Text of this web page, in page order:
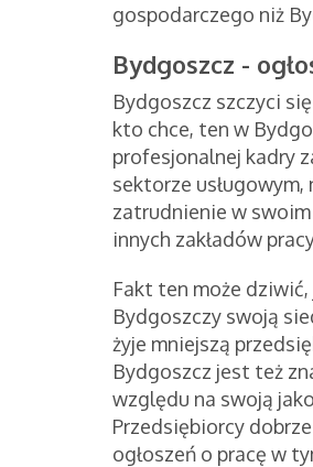
gospodarczego niż
Bydgoszcz -
Bydgoszcz szczyci
kto chce, ten w
profesjonalnej kadry
sektorze
zatrudnienie w
innych zakładów
Fakt ten może
Bydgoszczy swoją
żyje mniejszą
Bydgoszcz jest też
względu na swoją
Przedsiębiorcy
ogłoszeń o pracę w